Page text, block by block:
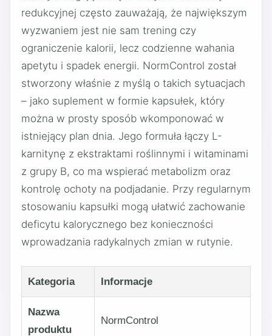
redukcyjnej często zauważają, że największym
wyzwaniem jest nie sam trening czy
ograniczenie kalorii, lecz codzienne wahania
apetytu i spadek energii. NormControl został
stworzony właśnie z myślą o takich sytuacjach
– jako suplement w formie kapsułek, który
można w prosty sposób wkomponować w
istniejący plan dnia. Jego formuła łączy L-
karnitynę z ekstraktami roślinnymi i witaminami
z grupy B, co ma wspierać metabolizm oraz
kontrolę ochoty na podjadanie. Przy regularnym
stosowaniu kapsułki mogą ułatwić zachowanie
deficytu kalorycznego bez konieczności
wprowadzania radykalnych zmian w rutynie.
Kategoria Informacje
Nazwa
produktu
NormControl